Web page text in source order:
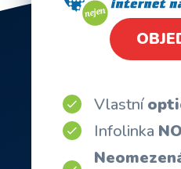
Vlastní
Infolinka